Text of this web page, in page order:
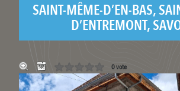
SAINT-MÊME-D’EN-BAS,
D’ENTREMONT,
0 vote